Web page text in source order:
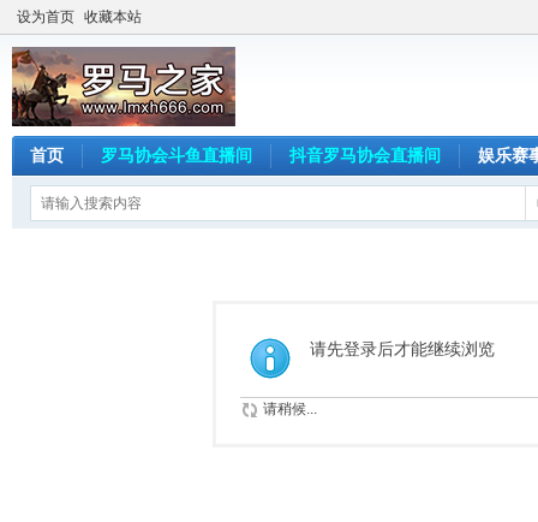
设为首页 收藏本站
首页 罗马协会斗鱼直播间 抖音罗马协会直播间 娱乐赛
请先登录后才能继续浏览
请稍候...